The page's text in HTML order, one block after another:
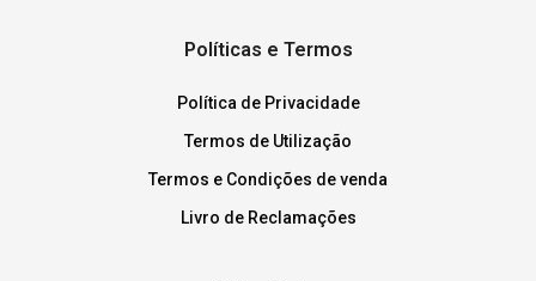
Políticas e Termos
Política de Privacidade
Termos de Utilização
Termos e Condições de venda
Livro de Reclamações